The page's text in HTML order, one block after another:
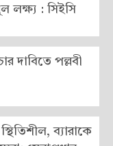
লক্ষ্য : সিইসি
দাবিতে পল্লবী
ব্যারাকে